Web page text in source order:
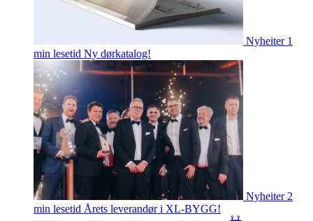
Nyheiter 1
min lesetid Ny dørkatalog!
Nyheiter 2
min lesetid Årets leverandør i XL-BYGG!